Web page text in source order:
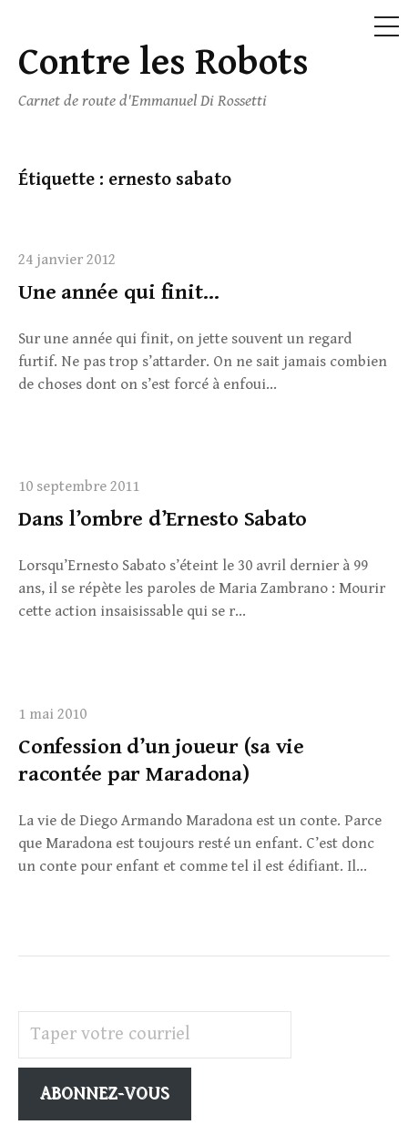
Skip
to
content
Contre les Robots
Carnet de route d'Emmanuel Di Rossetti
Étiquette : ernesto sabato
24 janvier 2012
Une année qui finit…
Sur une année qui finit, on jette souvent un regard
furtif. Ne pas trop s’attarder. On ne sait jamais combien
de choses dont on s’est forcé à enfoui...
10 septembre 2011
Dans l’ombre d’Ernesto Sabato
Lorsqu’Ernesto Sabato s’éteint le 30 avril dernier à 99
ans, il se répète les paroles de Maria Zambrano : Mourir
cette action insaisissable qui se r...
1 mai 2010
Confession d’un joueur (sa vie
racontée par Maradona)
La vie de Diego Armando Maradona est un conte. Parce
que Maradona est toujours resté un enfant. C’est donc
un conte pour enfant et comme tel il est édifiant. Il...
Taper votre courriel
ABONNEZ-VOUS